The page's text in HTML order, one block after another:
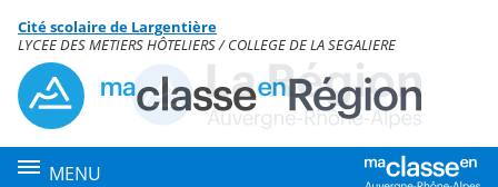
Menu de la rubrique
Contenu
Cité scolaire de Largentière
LYCEE DES METIERS HÔTELIERS / COLLEGE DE LA SEGALIERE
MENU